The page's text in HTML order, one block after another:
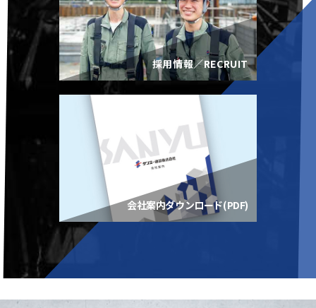
採用情報／RECRUIT
会社案内ダウンロード(PDF)